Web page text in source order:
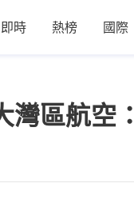
即時 熱榜 國際
區航空